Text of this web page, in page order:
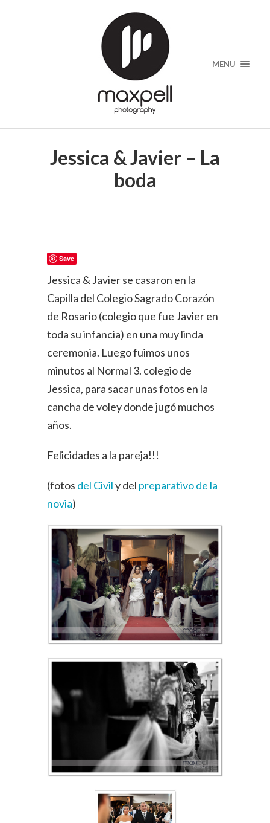
MENU
Jessica & Javier – La
boda
Save
Jessica & Javier se casaron en la
Capilla del Colegio Sagrado Corazón
de Rosario (colegio que fue Javier en
toda su infancia) en una muy linda
ceremonia. Luego fuimos unos
minutos al Normal 3. colegio de
Jessica, para sacar unas fotos en la
cancha de voley donde jugó muchos
años.
Felicidades a la pareja!!!
(fotos del Civily del preparativo de la
novia)